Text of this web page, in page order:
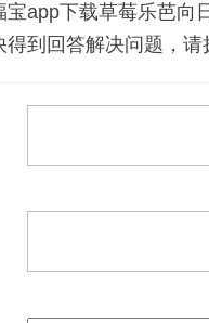
app下载草莓乐芭向
到回答解决问题，